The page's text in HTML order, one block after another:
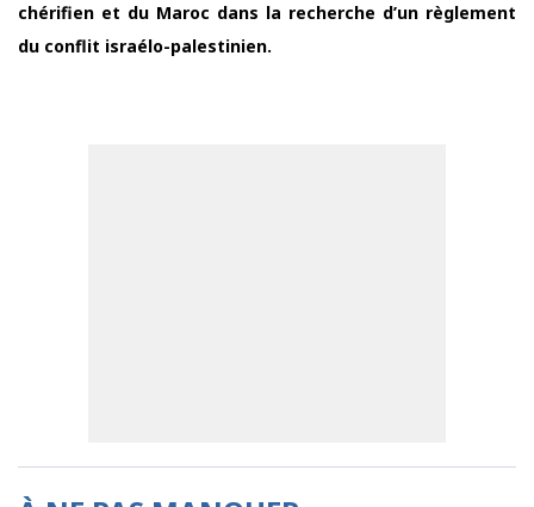
chérifien et du Maroc dans la recherche d’un règlement
du conflit israélo-palestinien.